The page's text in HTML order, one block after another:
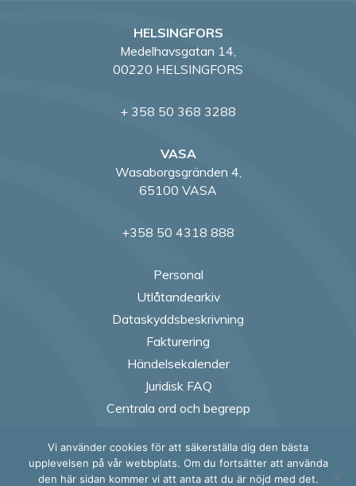
HELSINGFORS
Medelhavsgatan 14,
00220 HELSINGFORS
+ 358 50 368 3288
VASA
Wasaborgsgränden 4,
65100 VASA
+358 50 4318 888
Personal
Utlåtandearkiv
Dataskyddsbeskrivning
Fakturering
Händelsekalender
Juridisk FAQ
Centrala ord och begrepp
Follow us on
Follow us on
Follow
Vi använder cookies för att säkerställa dig den bästa
upplevelsen på vår webbplats. Om du fortsätter att använda
den här sidan kommer vi att anta att du är nöjd med det.